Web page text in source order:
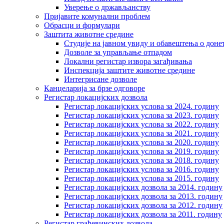
Уверење о држављанству
Пријавите комунални проблем
Обрасци и формулари
Заштита животне средине
Студије на јавном увиду и обавештења о
Дозволе за управљање отпадом
Локални регистар извора загађивања
Инспекција заштите животне средине
Интегрисане дозволе
Канцеларија за брзе одговоре
Регистар локацијских дозвола
Регистар локацијских услова за 2024. годину
Регистар локацијских услова за 2023. годину
Регистар локацијских услова за 2022. годину
Регистар локацијских услова за 2021. годину
Регистар локацијских услова за 2020. годину
Регистар локацијских услова за 2019. годину
Регистар локацијских услова за 2018. годину
Регистар локацијских услова за 2016. годину
Регистар локацијских услова за 2015. годину
Регистар локацијских дозвола за 2014. годину
Регистар локацијских дозвола за 2013. годину
Регистар локацијских дозвола за 2012. годину
Регистар локацијских дозвола за 2011. годину